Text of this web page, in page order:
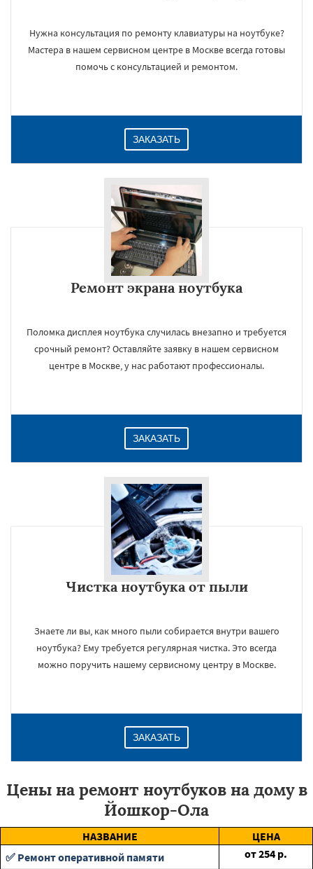
Нужна консультация по ремонту клавиатуры на ноутбуке?
Мастера в нашем сервисном центре в Москве всегда готовы
помочь с консультацией и ремонтом.
ЗАКАЗАТЬ
Ремонт экрана ноутбука
Поломка дисплея ноутбука случилась внезапно и требуется
срочный ремонт? Оставляйте заявку в нашем сервисном
центре в Москве, у нас работают профессионалы.
ЗАКАЗАТЬ
Чистка ноутбука от пыли
Знаете ли вы, как много пыли собирается внутри вашего
ноутбука? Ему требуется регулярная чистка. Это всегда
можно поручить нашему сервисному центру в Москве.
ЗАКАЗАТЬ
Цены на ремонт ноутбуков на дому в
Йошкор-Ола
НАЗВАНИЕ
ЦЕНА
✅ Ремонт оперативной памяти
от254 р.